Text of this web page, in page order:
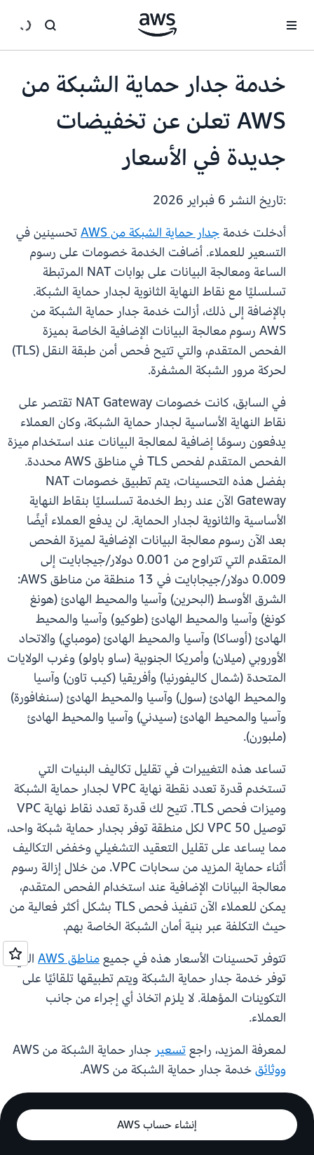
خدمة جدار حماية الشبكة من
AWS تعلن عن تخفيضات
جديدة في الأسعار
:تاريخ النشر
أدخلت خدمةجدار حماية الشبكة من AWS
تحسينين في
التسعير للعملاء. أضافت الخدمة خصومات على رسوم
الساعة ومعالجة البيانات على بوابات NAT المرتبطة
تسلسليًا مع نقاط النهاية الثانوية لجدار حماية الشبكة.
بالإضافة إلى ذلك، أزالت خدمة جدار حماية الشبكة من
AWS رسوم معالجة البيانات الإضافية الخاصة بميزة
الفحص المتقدم، والتي تتيح فحص أمن طبقة النقل (TLS)
لحركة مرور الشبكة المشفرة.
في السابق، كانت خصومات NAT Gateway تقتصر على
نقاط النهاية الأساسية لجدار حماية الشبكة، وكان العملاء
يدفعون رسومًا إضافية لمعالجة البيانات عند استخدام ميزة
الفحص المتقدم لفحص TLS في مناطق AWS محددة.
بفضل هذه التحسينات، يتم تطبيق خصومات NAT
Gateway الآن عند ربط الخدمة تسلسليًا بنقاط النهاية
الأساسية والثانوية لجدار الحماية. لن يدفع العملاء أيضًا
بعد الآن رسوم معالجة البيانات الإضافية لميزة الفحص
المتقدم التي تتراوح من 0.001 دولار/جيجابايت إلى
0.009 دولار/جيجابايت في 13 منطقة من مناطق AWS:
الشرق الأوسط (البحرين) وآسيا والمحيط الهادئ (هونغ
كونغ) وآسيا والمحيط الهادئ (طوكيو) وآسيا والمحيط
الهادئ (أوساكا) وآسيا والمحيط الهادئ (مومباي) والاتحاد
الأوروبي (ميلان) وأمريكا الجنوبية (ساو باولو) وغرب الولايات
المتحدة (شمال كاليفورنيا) وأفريقيا (كيب تاون) وآسيا
والمحيط الهادئ (سول) وآسيا والمحيط الهادئ (سنغافورة)
وآسيا والمحيط الهادئ (سيدني) وآسيا والمحيط الهادئ
(ملبورن).
تساعد هذه التغييرات في تقليل تكاليف البنيات التي
تستخدم قدرة تعدد نقطة نهاية VPC لجدار حماية الشبكة
وميزات فحص TLS. تتيح لك قدرة تعدد نقاط نهاية VPC
توصيل 50 VPC لكل منطقة توفر بجدار حماية شبكة واحد،
مما يساعد على تقليل التعقيد التشغيلي وخفض التكاليف
أثناء حماية المزيد من سحابات VPC. من خلال إزالة رسوم
معالجة البيانات الإضافية عند استخدام الفحص المتقدم،
يمكن للعملاء الآن تنفيذ فحص TLS بشكل أكثر فعالية من
حيث التكلفة عبر بنية أمان الشبكة الخاصة بهم.
تتوفر تحسينات الأسعار هذه في جميعمناطق AWS
التي
توفر خدمة جدار حماية الشبكة ويتم تطبيقها تلقائيًا على
التكوينات المؤهلة. لا يلزم اتخاذ أي إجراء من جانب
العملاء.
لمعرفة المزيد، راجعتسعير جدار حماية الشبكة من AWS
ووثائقخدمة جدار حماية الشبكة من AWS.
إنشاء حساب AWS